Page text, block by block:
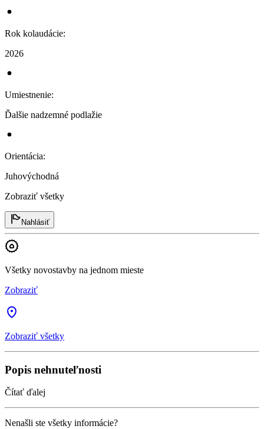
Rok kolaudácie:
2026
Umiestnenie:
Ďalšie nadzemné podlažie
Orientácia:
Juhovýchodná
Zobraziť všetky
Nahlásiť
Všetky novostavby na jednom mieste
Zobraziť
Zobraziť všetky
Popis nehnuteľnosti
Čítať ďalej
Nenašli ste všetky informácie?